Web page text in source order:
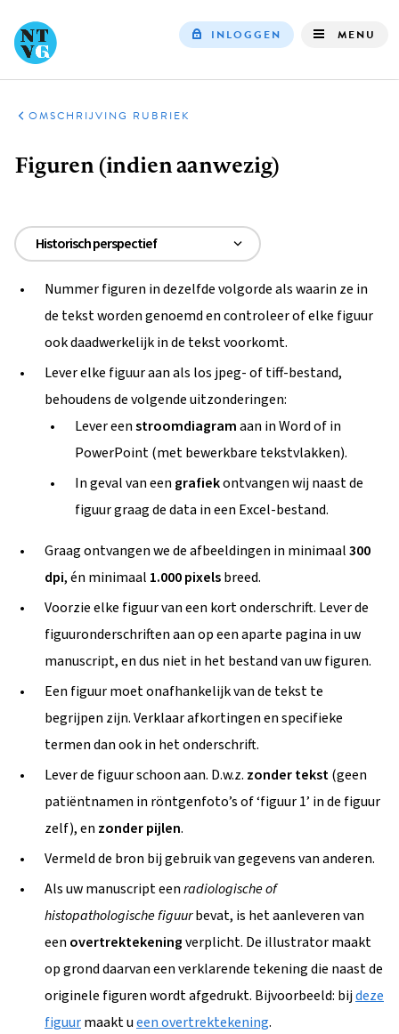
INLOGGEN MENU
SERVICE
AUTEURS
OMSCHRIJVING RUBRIEK
Figuren (indien aanwezig)
Historisch perspectief
Aanbiedingsbrief
Auteurs
Omvang (aantal woorden)
Literatuur
Nederlandse samenvatting
Patiëntverklaring
Figuren (indien aanwezig)
Achtergrondinformatie/uitlegkader (indien aanwezig)
Video (indien aanwezig)
Verklaring belangenverstrengeling (ICMJE)
Response to reviewers
Nummer figuren in dezelfde volgorde als waarin ze in
de tekst worden genoemd en controleer of elke figuur
ook daadwerkelijk in de tekst voorkomt.
Lever elke figuur aan als los jpeg- of tiff-bestand,
behoudens de volgende uitzonderingen:
Lever eenstroomdiagramaan in Word of in
PowerPoint (met bewerkbare tekstvlakken).
In geval van eengrafiekontvangen wij naast de
figuur graag de data in een Excel-bestand.
Graag ontvangen we de afbeeldingen in minimaal300
dpi, én minimaal 1.000 pixelsbreed.
Voorzie elke figuur van een kort onderschrift. Lever de
figuuronderschriften aan op een aparte pagina in uw
manuscript, en dus niet in het bestand van uw figuren.
Een figuur moet onafhankelijk van de tekst te
begrijpen zijn. Verklaar afkortingen en specifieke
termen dan ook in het onderschrift.
Lever de figuur schoon aan. D.w.z. zonder tekst(geen
patiëntnamen in röntgenfoto’s of ‘figuur 1’ in de figuur
zelf), enzonder pijlen.
Vermeld de bron bij gebruik van gegevens van anderen.
Als uw manuscript eenradiologische of
histopathologische figuurbevat, is het aanleveren van
eenovertrektekeningverplicht. De illustrator maakt
op grond daarvan een verklarende tekening die naast de
originele figuren wordt afgedrukt. Bijvoorbeeld: bijdeze
figuurmaakt ueen overtrektekening.